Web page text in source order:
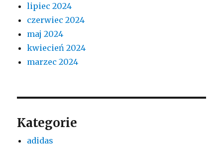
lipiec 2024
czerwiec 2024
maj 2024
kwiecień 2024
marzec 2024
Kategorie
adidas